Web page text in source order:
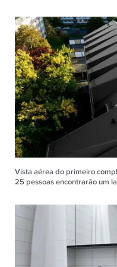
Vista aérea do primeiro
25 pessoas encontrarão um